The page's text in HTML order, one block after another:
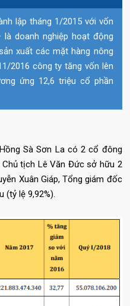
lập tháng 1/2015 với vốn
doanh nghiệp hoạt động
xuất các mặt hàng nông
2016 công ty tăng vốn lên
ứng 12,6 triệu cổ phần
Sà Sơn La có 2 cổ đông
tịch Lê Văn Đức sở hữu 2
Xuân Giáp, Tổng giám đốc
(tỷ lệ 9,92%).